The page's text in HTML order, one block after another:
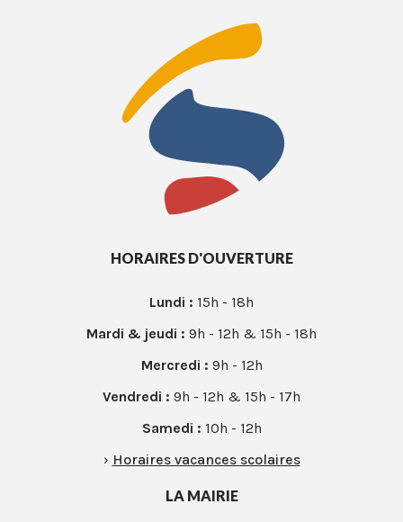
HORAIRES D'OUVERTURE
Lundi : 15h - 18h
Mardi & jeudi : 9h - 12h & 15h - 18h
Mercredi : 9h - 12h
Vendredi : 9h - 12h & 15h - 17h
Samedi : 10h - 12h
› Horaires vacances scolaires
LA MAIRIE